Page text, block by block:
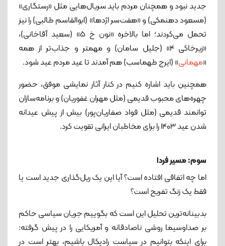
جدید نبود و همچنان مردم باید سریال‌هایی مثل «رستگاری»
(مسعود دهنمکی) و «هفت‌سر اژدها» (ابوالقاسم طالبی) را نیز
تحمل می‌کردند؛ اما بالاخره «نون خ 5» (سعید آقاخانی)،
«زیرخاکی 4» (جلیل سامان) و مهمتر و جذاب‌تر از همه
«مهمانی» (ایرج طهماسب) هم آمدند تا عید مردم عید شود.
همچنین باید اشاره کنیم در کنار آثار نمایشی موفق، حضور
چهره‌های محبوب قدیمی (مثل مهران غفوریان) و برنامه‌سازان
توانمند قدیمی (مثل فواد صفاریان‌پور) بیش از پیش عیدانه
شدن عید 1403 را برای مخاطبان ایرانی تقویت کرد.
سوم: مسیر فردا
اما چه اتفاقی افتاده است؟ آیا این یک ریل‌گذاری جدید است یا
فقط یک زنگ تفریح است؟
بدبینانه‌ترین تحلیل این است که بگوییم جریان سیاسی حاکم
بر صداوسیما روشی ناصادقانه و آمریکایی را در پیش گرفته:
برای اینکه بتوانیم در سیاست رادیکال باشیم، بهتر است در